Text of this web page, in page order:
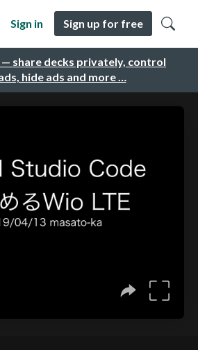
— share decks privately, control
hide ads and more …
Sign in Sign up for free